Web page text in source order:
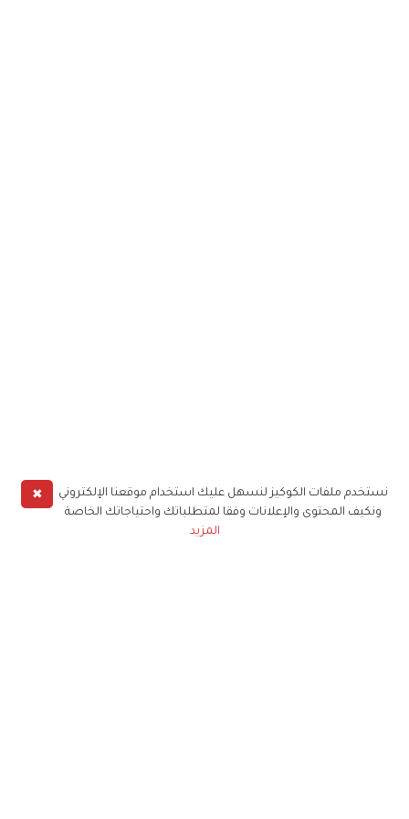
✖
نستخدم ملفات الكوكيز لنسهل عليك استخدام موقعنا الإلكتروني
ونكيف المحتوى والإعلانات وفقا لمتطلباتك واحتياجاتك الخاصة
المزيد